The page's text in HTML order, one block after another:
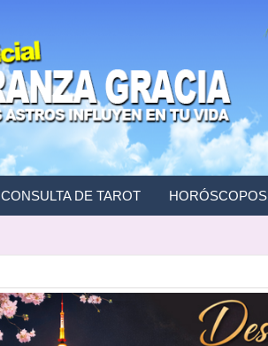
CONSULTA DE TAROT HORÓSCOPOS